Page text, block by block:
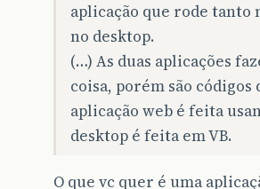
aplicação que rode tanto
no desktop.
(…) As duas aplicações
coisa, porém são
aplicação web é feita
desktop é feita em VB.
O que vc quer é uma